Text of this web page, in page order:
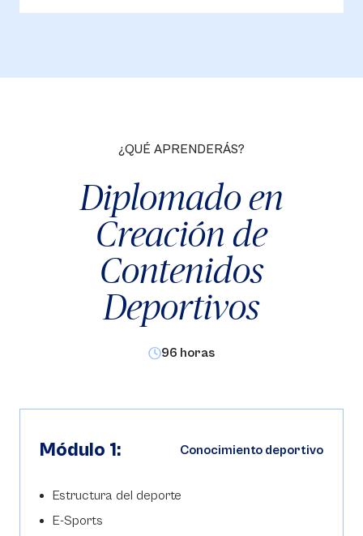
¿QUÉ APRENDERÁS?
Diplomado en
Creación de
Contenidos
Deportivos
96 horas
Módulo 1: Conocimiento deportivo
Estructura del deporte
E-Sports